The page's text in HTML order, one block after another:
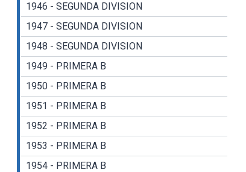
1946 - SEGUNDA DIVISION
1947 - SEGUNDA DIVISION
1948 - SEGUNDA DIVISION
1949 - PRIMERA B
1950 - PRIMERA B
1951 - PRIMERA B
1952 - PRIMERA B
1953 - PRIMERA B
1954 - PRIMERA B